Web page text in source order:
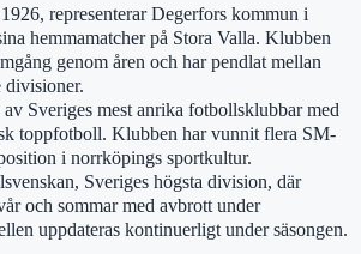
representerar Degerfors kommun i
hemmamatcher på Stora Valla. Klubben
genom åren och har pendlat mellan
divisioner.
Sveriges mest anrika fotbollsklubbar med
toppfotboll. Klubben har vunnit flera SM-
i norrköpings sportkultur.
Sveriges högsta division, där
och sommar med avbrott under
uppdateras kontinuerligt under säsongen.